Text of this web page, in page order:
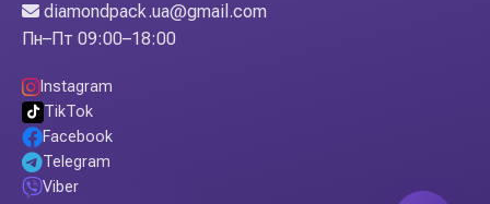
diamondpack.ua@gmail.com
Пн–Пт 09:00–18:00
Instagram
TikTok
Facebook
Telegram
Viber